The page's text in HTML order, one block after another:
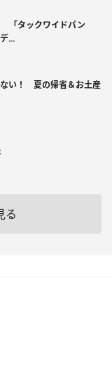
「タックワイドパン
...
い！ 夏の帰省＆お土産
る